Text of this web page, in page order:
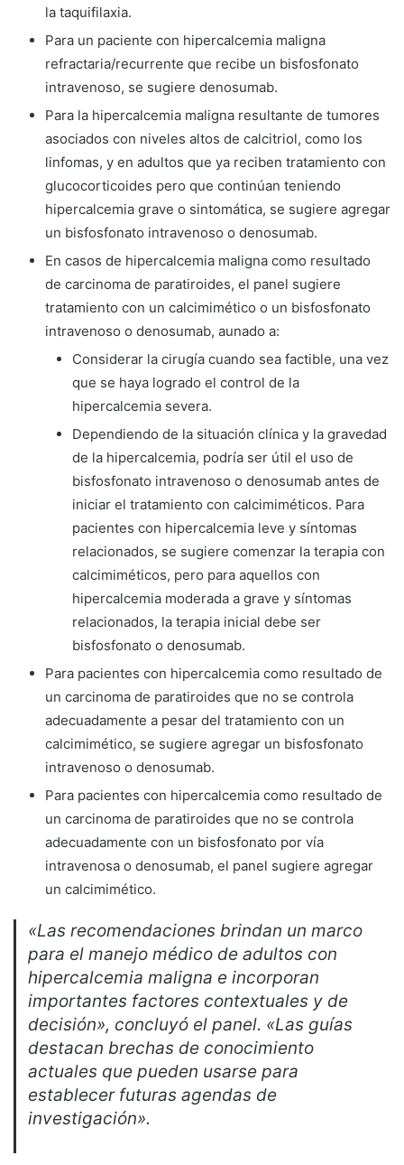
la taquifilaxia.
Para un paciente con hipercalcemia maligna
refractaria/recurrente que recibe un bisfosfonato
intravenoso, se sugiere denosumab.
Para la hipercalcemia maligna resultante de tumores
asociados con niveles altos de calcitriol, como los
linfomas, y en adultos que ya reciben tratamiento con
glucocorticoides pero que continúan teniendo
hipercalcemia grave o sintomática, se sugiere agregar
un bisfosfonato intravenoso o denosumab.
En casos de hipercalcemia maligna como resultado
de carcinoma de paratiroides, el panel sugiere
tratamiento con un calcimimético o un bisfosfonato
intravenoso o denosumab, aunado a:
Considerar la cirugía cuando sea factible, una vez
que se haya logrado el control de la
hipercalcemia severa.
Dependiendo de la situación clínica y la gravedad
de la hipercalcemia, podría ser útil el uso de
bisfosfonato intravenoso o denosumab antes de
iniciar el tratamiento con calcimiméticos. Para
pacientes con hipercalcemia leve y síntomas
relacionados, se sugiere comenzar la terapia con
calcimiméticos, pero para aquellos con
hipercalcemia moderada a grave y síntomas
relacionados, la terapia inicial debe ser
bisfosfonato o denosumab.
Para pacientes con hipercalcemia como resultado de
un carcinoma de paratiroides que no se controla
adecuadamente a pesar del tratamiento con un
calcimimético, se sugiere agregar un bisfosfonato
intravenoso o denosumab.
Para pacientes con hipercalcemia como resultado de
un carcinoma de paratiroides que no se controla
adecuadamente con un bisfosfonato por vía
intravenosa o denosumab, el panel sugiere agregar
un calcimimético.
«Las recomendaciones brindan un marco
para el manejo médico de adultos con
hipercalcemia maligna e incorporan
importantes factores contextuales y de
decisión», concluyó el panel. «Las guías
destacan brechas de conocimiento
actuales que pueden usarse para
establecer futuras agendas de
investigación».